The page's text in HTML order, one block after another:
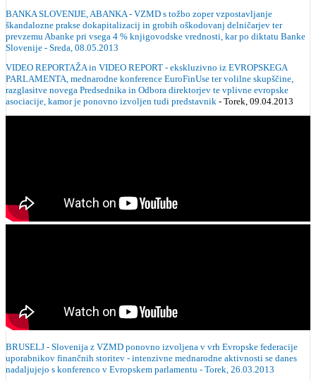
BANKA SLOVENIJE, ABANKA - VZMD s tožbo zoper vzpostavljanje
škandalozne prakse dokapitalizacij in grobih oškodovanj delničarjev ter
prevzemu Abanke pri vsega 4 % knjigovodske vrednosti, kar po diktatu Banke
Slovenije - Sreda, 08.05.2013
VIDEO REPORTAŽA in VIDEO REPORT - ekskluzivno iz EVROPSKEGA
PARLAMENTA, mednarodne konference EuroFinUse ter volilne skupščine,
razglasitve novega Predsednika in Odbora direktorjev te vplivne evropske
asociacije, kamor je ponovno izvoljen tudi predstavnik - Torek, 09.04.2013
BRUSELJ - Slovenija z VZMD ponovno izvoljena v vrh Evropske federacije
uporabnikov finančnih storitev - intenzivne mednarodne aktivnosti se danes
nadaljujejo s konferenco v Evropskem parlamentu - Torek, 26.03.2013